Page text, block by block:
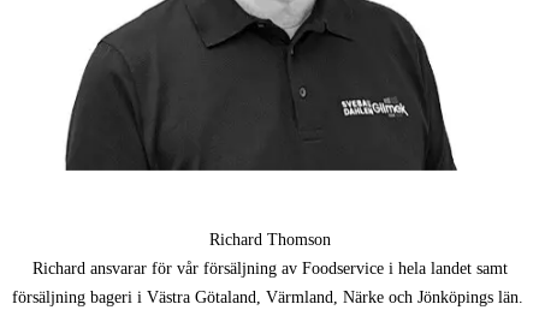
Richard Thomson
Richard ansvarar för vår försäljning av Foodservice i hela landet samt
försäljning bageri i Västra Götaland, Värmland, Närke och Jönköpings län.